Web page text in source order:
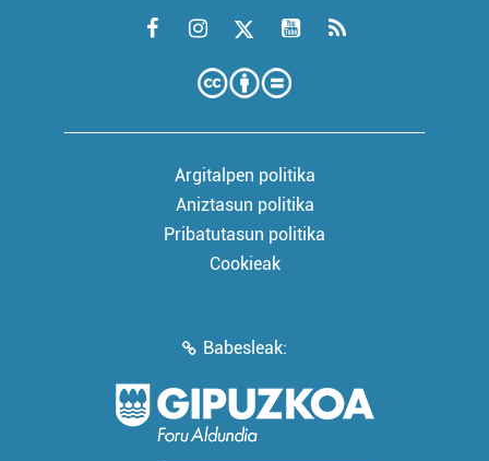
Argitalpen politika
Aniztasun politika
Pribatutasun politika
Cookieak
Babesleak: